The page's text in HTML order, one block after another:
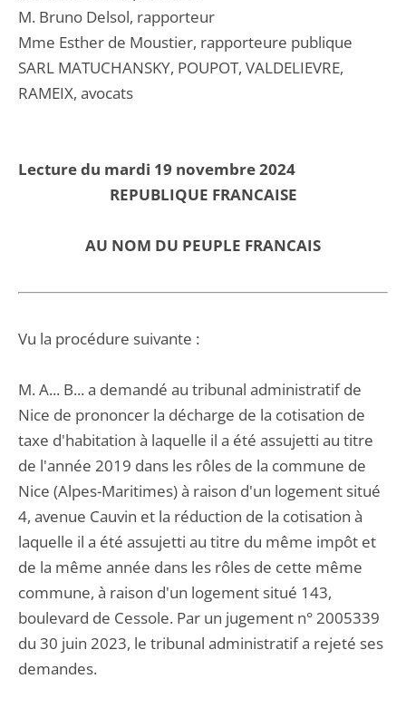
M. Bruno Delsol, rapporteur
Mme Esther de Moustier, rapporteure publique
SARL MATUCHANSKY, POUPOT, VALDELIEVRE,
RAMEIX, avocats
Lecture du mardi 19 novembre 2024
REPUBLIQUE FRANCAISE
AU NOM DU PEUPLE FRANCAIS
Vu la procédure suivante :
M. A... B... a demandé au tribunal administratif de
Nice de prononcer la décharge de la cotisation de
taxe d'habitation à laquelle il a été assujetti au titre
de l'année 2019 dans les rôles de la commune de
Nice (Alpes-Maritimes) à raison d'un logement situé
4, avenue Cauvin et la réduction de la cotisation à
laquelle il a été assujetti au titre du même impôt et
de la même année dans les rôles de cette même
commune, à raison d'un logement situé 143,
boulevard de Cessole. Par un jugement n° 2005339
du 30 juin 2023, le tribunal administratif a rejeté ses
demandes.